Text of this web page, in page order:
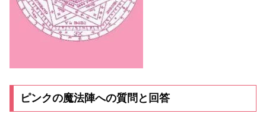
ピンクの魔法陣への質問と回答